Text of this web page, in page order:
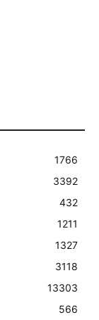
1766
3392
432
1211
1327
3118
13303
566